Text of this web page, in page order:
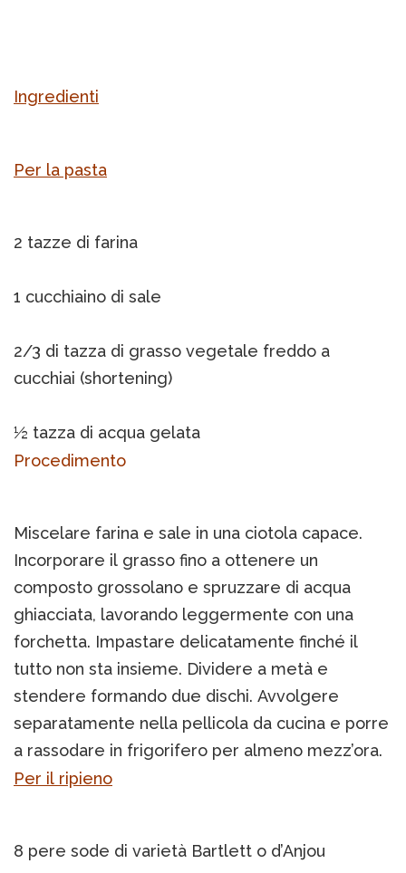
Ingredienti
Per la pasta
2 tazze di farina
1 cucchiaino di sale
2/3 di tazza di grasso vegetale freddo a
cucchiai (shortening)
½ tazza di acqua gelata
Procedimento
Miscelare farina e sale in una ciotola capace.
Incorporare il grasso fino a ottenere un
composto grossolano e spruzzare di acqua
ghiacciata, lavorando leggermente con una
forchetta. Impastare delicatamente finché il
tutto non sta insieme. Dividere a metà e
stendere formando due dischi. Avvolgere
separatamente nella pellicola da cucina e porre
a rassodare in frigorifero per almeno mezz’ora.
Per il ripieno
8 pere sode di varietà Bartlett o d’Anjou